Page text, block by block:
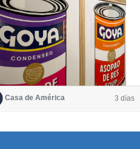
Casa de América 3 días